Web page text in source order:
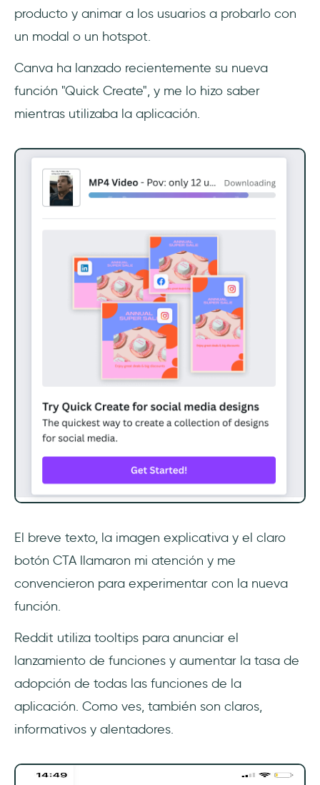
producto y animar a los usuarios a probarlo con
un modal o un hotspot.
Canva ha lanzado recientemente su nueva
función "Quick Create", y me lo hizo saber
mientras utilizaba la aplicación.
El breve texto, la imagen explicativa y el claro
botón CTA llamaron mi atención y me
convencieron para experimentar con la nueva
función.
Reddit utiliza tooltips para anunciar el
lanzamiento de funciones y aumentar la tasa de
adopción de todas las funciones de la
aplicación. Como ves, también son claros,
informativos y alentadores.